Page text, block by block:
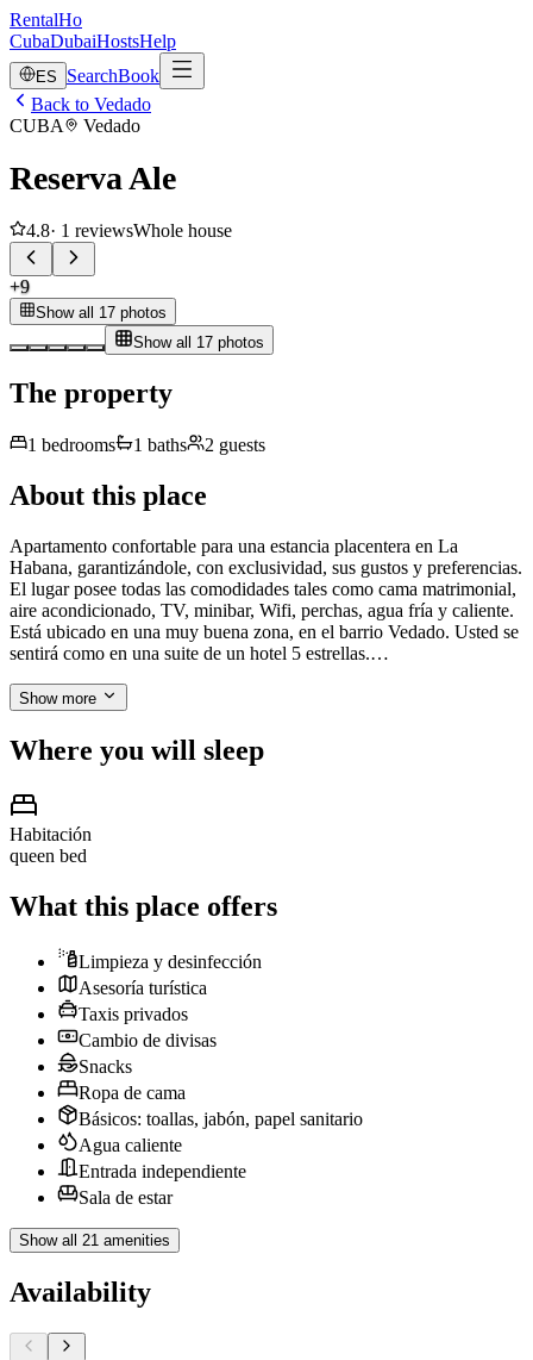
RentalHo
CubaDubaiHostsHelp
ES SearchBook
Back to Vedado
CUBA
Vedado
Reserva Ale
4.8· 1 reviewsWhole house
+9
Show all 17 photos
Show all 17 photos
The property
1 bedrooms 1 baths 2 guests
About this place
Apartamento confortable para una estancia placentera en La
Habana, garantizándole, con exclusividad, sus gustos y preferencias.
El lugar posee todas las comodidades tales como cama matrimonial,
aire acondicionado, TV, minibar, Wifi, perchas, agua fría y caliente.
Está ubicado en una muy buena zona, en el barrio Vedado. Usted se
sentirá como en una suite de un hotel 5 estrellas.…
Show more
Where you will sleep
Habitación
queen bed
What this place offers
Limpieza y desinfección
Asesoría turística
Taxis privados
Cambio de divisas
Snacks
Ropa de cama
Básicos: toallas, jabón, papel sanitario
Agua caliente
Entrada independiente
Sala de estar
Show all 21 amenities
Availability